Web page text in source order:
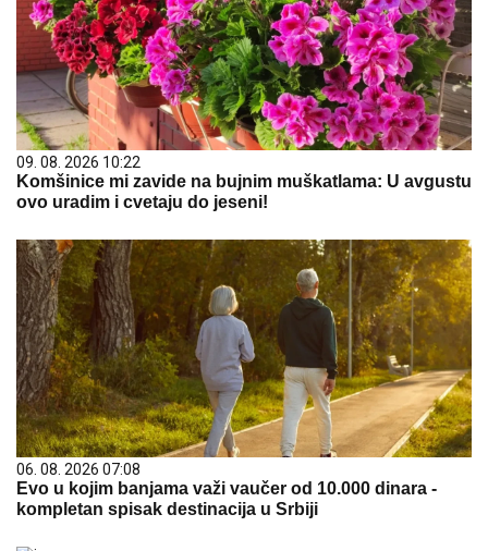
09. 08. 2026 10:22
Komšinice mi zavide na bujnim muškatlama: U avgustu
ovo uradim i cvetaju do jeseni!
06. 08. 2026 07:08
Evo u kojim banjama važi vaučer od 10.000 dinara -
kompletan spisak destinacija u Srbiji